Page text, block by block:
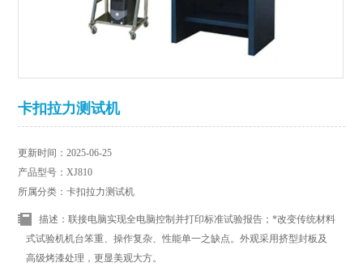
卡扣拉力测试机
更新时间：2025-06-25
产品型号：XJ810
所属分类：卡扣拉力测试机
描述：联接电脑实现全电脑控制并打印标准试验报告；*改变传统材料
式试验机机台笨重、操作复杂、性能单一之缺点。外观采用挤型封板及
高级烤漆处理，更显美观大方。